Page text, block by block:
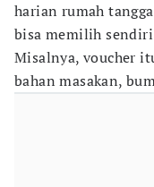
harian rumah
bisa memilih
Misalnya, voucher
bahan masakan,